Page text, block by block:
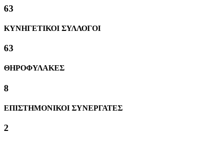
63
ΚΥΝΗΓΕΤΙΚΟΙ ΣΥΛΛΟΓΟΙ
63
ΘΗΡΟΦΥΛΑΚΕΣ
8
ΕΠΙΣΤΗΜΟΝΙΚΟΙ ΣΥΝΕΡΓΑΤΕΣ
2